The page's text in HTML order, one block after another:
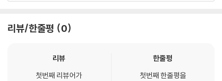
리뷰/한줄평 0
리뷰
첫번째 리뷰어가
한줄평
첫번째 한줄평을